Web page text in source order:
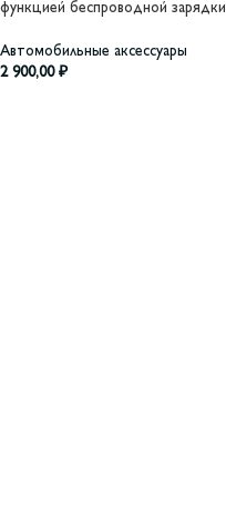
функцией беспроводной зарядки
Автомобильные аксессуары
2 900,00 ₽